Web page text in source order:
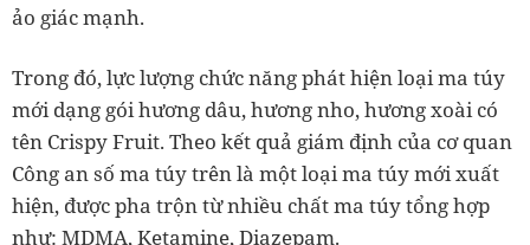
ảo giác mạnh.
Trong đó, lực lượng chức năng phát hiện loại ma túy
mới dạng gói hương dâu, hương nho, hương xoài có
tên Crispy Fruit. Theo kết quả giám định của cơ quan
Công an số ma túy trên là một loại ma túy mới xuất
hiện, được pha trộn từ nhiều chất ma túy tổng hợp
như: MDMA, Ketamine, Diazepam.